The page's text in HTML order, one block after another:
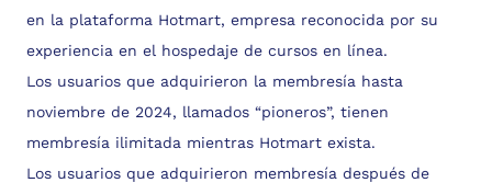
en la plataforma Hotmart, empresa reconocida por su
experiencia en el hospedaje de cursos en línea.
Los usuarios que adquirieron la membresía hasta
noviembre de 2024, llamados “pioneros”, tienen
membresía ilimitada mientras Hotmart exista.
Los usuarios que adquirieron membresía después de